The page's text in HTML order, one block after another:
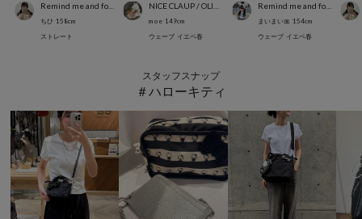
ちひ 158cm
ストレート
m o e 149cm
ウェーブ イエベ春
Remind me and forever
まいまい🎀 154cm
ウェーブ イエベ春
スタッフスナップ
＃ハローキティ